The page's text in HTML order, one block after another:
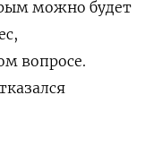
можно будет
вопросе.